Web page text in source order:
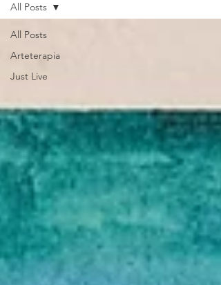
All Posts
Arteterapia
Just Live
All Posts